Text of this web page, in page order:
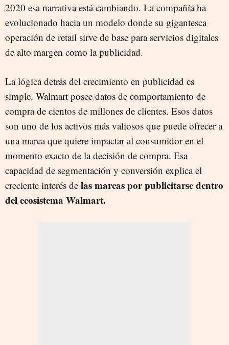
2020 esa narrativa está cambiando. La compañía ha
evolucionado hacia un modelo donde su gigantesca
operación de retail sirve de base para servicios digitales
de alto margen como la publicidad.
La lógica detrás del crecimiento en publicidad es
simple. Walmart posee datos de comportamiento de
compra de cientos de millones de clientes. Esos datos
son uno de los activos más valiosos que puede ofrecer a
una marca que quiere impactar al consumidor en el
momento exacto de la decisión de compra. Esa
capacidad de segmentación y conversión explica el
creciente interés de las marcas por publicitarse dentro
del ecosistema Walmart.